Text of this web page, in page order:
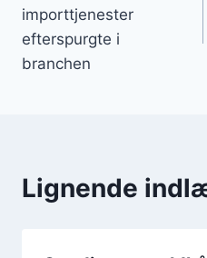
importtjenester
efterspurgte i
branchen
Lignende